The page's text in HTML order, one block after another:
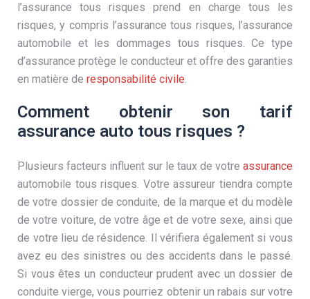
l’assurance tous risques prend en charge tous les
risques, y compris l’assurance tous risques, l’assurance
automobile et les dommages tous risques. Ce type
d’assurance protège le conducteur et offre des garanties
en matière de responsabilité civile.
Comment obtenir son tarif
assurance auto tous risques ?
Plusieurs facteurs influent sur le taux de votre assurance
automobile tous risques. Votre assureur tiendra compte
de votre dossier de conduite, de la marque et du modèle
de votre voiture, de votre âge et de votre sexe, ainsi que
de votre lieu de résidence. Il vérifiera également si vous
avez eu des sinistres ou des accidents dans le passé.
Si vous êtes un conducteur prudent avec un dossier de
conduite vierge, vous pourriez obtenir un rabais sur votre